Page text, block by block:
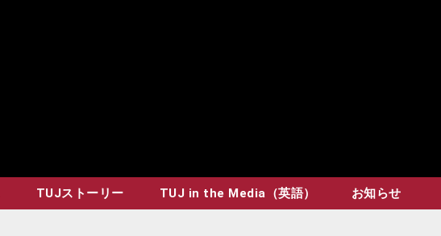
TUJストーリー TUJ in the Media（英語） お知らせ